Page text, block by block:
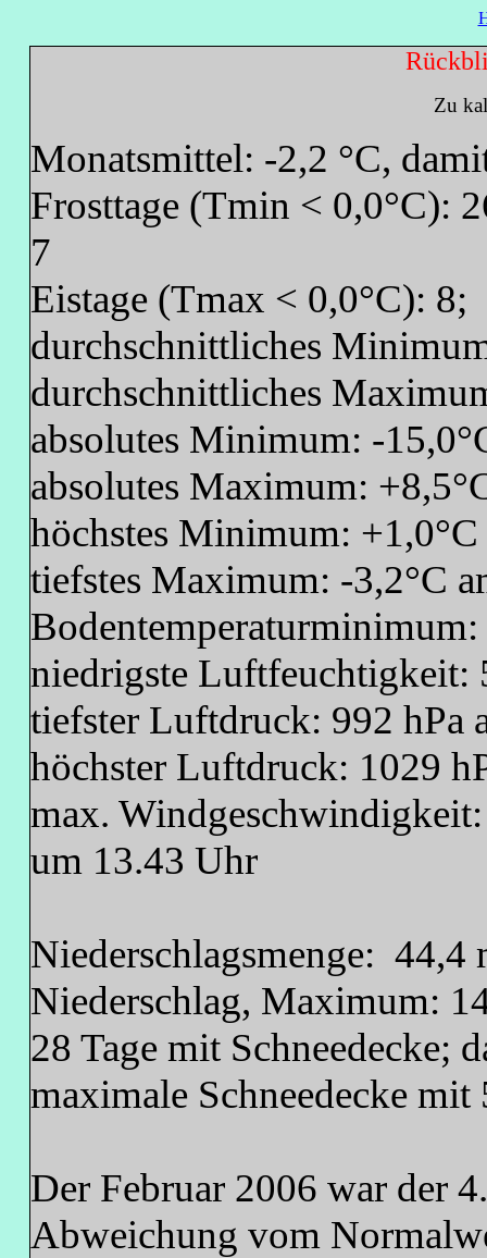
Zu
Monatsmittel: -2,2 °C,
Frosttage (Tmin < 0,0°C):
7
Eistage (Tmax < 0,0°C):
durchschnittliches
durchschnittliches
absolutes Minimum: -
absolutes Maximum:
höchstes Minimum:
tiefstes Maximum: -3,2°C
niedrigste Luftfeuchtigkeit:
tiefster Luftdruck: 992 hPa
höchster Luftdruck: 1029
max.
um 13.43 Uhr
Niederschlagsmenge: 44,4
Niederschlag, Maximum:
28 Tage mit Schneedecke;
maximale Schneedecke mit
Der Februar 2006 war der
Abweichung vom